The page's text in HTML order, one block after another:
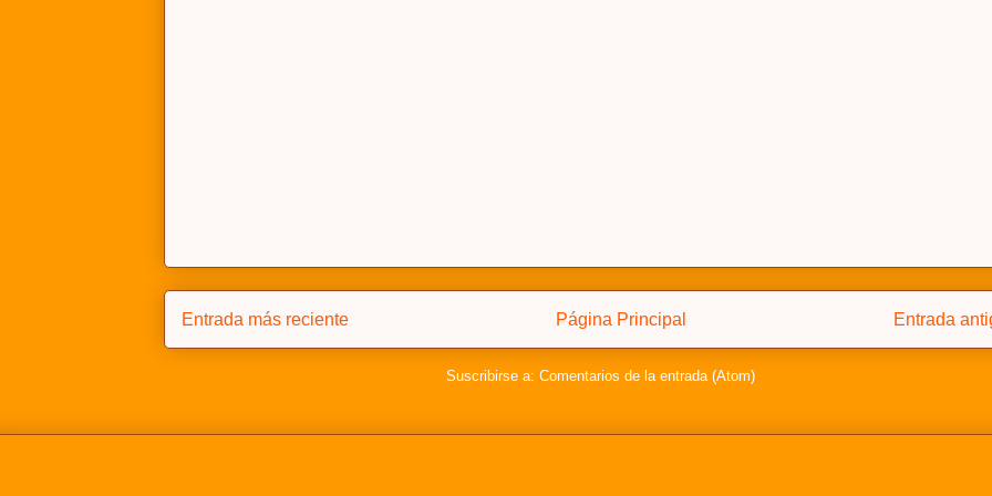
Entrada más reciente Entrada
Página Principal
Suscribirse a: Comentarios de la entrada (Atom)